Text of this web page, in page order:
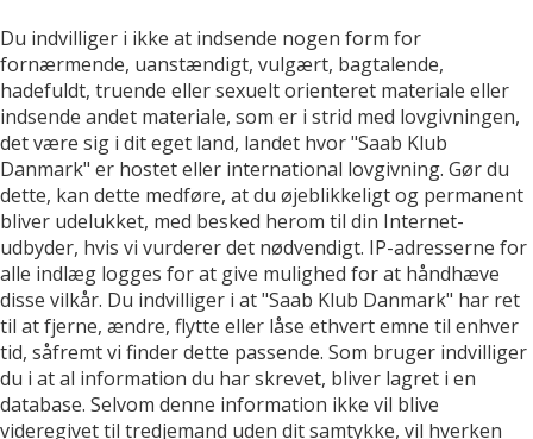
Du indvilliger i ikke at indsende nogen form for
fornærmende, uanstændigt, vulgært, bagtalende,
hadefuldt, truende eller sexuelt orienteret materiale eller
indsende andet materiale, som er i strid med lovgivningen,
det være sig i dit eget land, landet hvor "Saab Klub
Danmark" er hostet eller international lovgivning. Gør du
dette, kan dette medføre, at du øjeblikkeligt og permanent
bliver udelukket, med besked herom til din Internet-
udbyder, hvis vi vurderer det nødvendigt. IP-adresserne for
alle indlæg logges for at give mulighed for at håndhæve
disse vilkår. Du indvilliger i at "Saab Klub Danmark" har ret
til at fjerne, ændre, flytte eller låse ethvert emne til enhver
tid, såfremt vi finder dette passende. Som bruger indvilliger
du i at al information du har skrevet, bliver lagret i en
database. Selvom denne information ikke vil blive
videregivet til tredjemand uden dit samtykke, vil hverken